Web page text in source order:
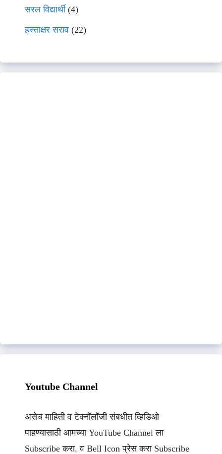
सरल विद्यार्थी(4)
हस्ताक्षर सराव (22)
Youtube Channel
असेच माहिती व टेक्नॉलॉजी संबधीत व्हिडिओ
पाहण्यासाठी आमच्या YouTube Channel ला
Subscribe करा. व Bell Icon प्रेस करा Subscribe